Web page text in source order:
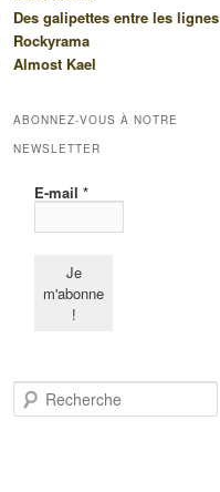
Des galipettes entre les lignes
Rockyrama
Almost Kael
ABONNEZ-VOUS À NOTRE
NEWSLETTER
E-mail *
e